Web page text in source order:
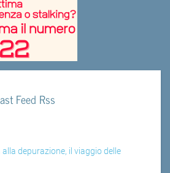
Feed Rss
depurazione, il viaggio delle